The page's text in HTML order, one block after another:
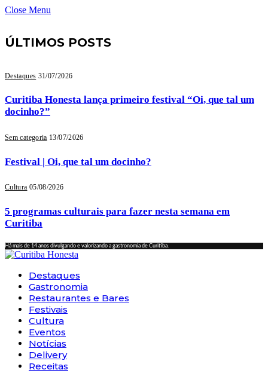
Close Menu
ÚLTIMOS POSTS
Destaques 31/07/2026
Curitiba Honesta lança primeiro festival “Oi, que tal um
docinho?”
Sem categoria 13/07/2026
Festival | Oi, que tal um docinho?
Cultura 05/08/2026
5 programas culturais para fazer nesta semana em
Curitiba
Há mais de 14 anos divulgando e valorizando a gastronomia de Curitiba.
Destaques
Gastronomia
Restaurantes e Bares
Festivais
Cultura
Eventos
Notícias
Delivery
Receitas